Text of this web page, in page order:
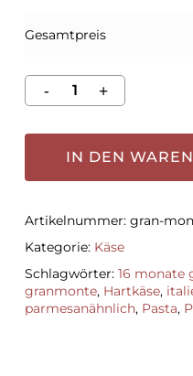
Gesamtpreis
IN DEN
Artikelnummer: gran-
Kategorie: Käse
Schlagwörter: 16 monate
granmonte, Hartkäse,
parmesanähnlich, Pasta,